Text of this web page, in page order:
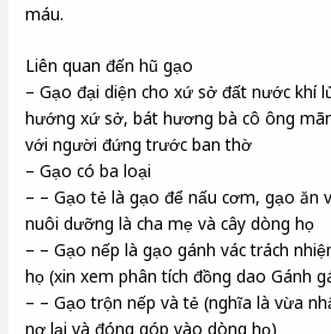
máu.
Liên quan đến hũ gạo
– Gạo đại diện cho xứ sở đất nước khí
hướng xứ sở, bát hương bà cô ông
với người đứng trước ban thờ
– Gạo có ba loại
– – Gạo tẻ là gạo để nấu cơm, gạo ăn
nuôi dưỡng là cha mẹ và cây dòng họ
– – Gạo nếp là gạo gánh vác trách
họ (xin xem phân tích đồng dao Gánh
– – Gạo trộn nếp và tẻ (nghĩa là vừa
nợ lại và đóng góp vào dòng họ)